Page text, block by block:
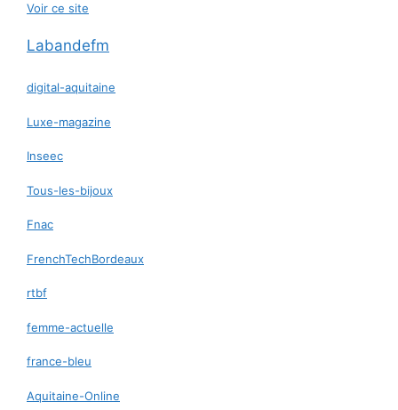
Voir ce site
Labandefm
digital-aquitaine
Luxe-magazine
Inseec
Tous-les-bijoux
Fnac
FrenchTechBordeaux
rtbf
femme-actuelle
france-bleu
Aquitaine-Online